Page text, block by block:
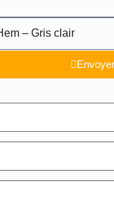
Envoyer